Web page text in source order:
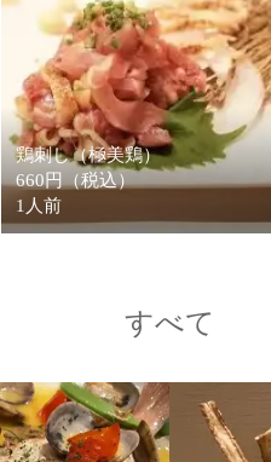
鶏刺し（極美鶏）
660円（税込）
1人前
すべて